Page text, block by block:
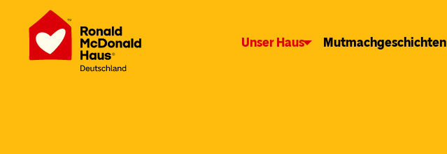
Unser Haus Mutmachgeschichten